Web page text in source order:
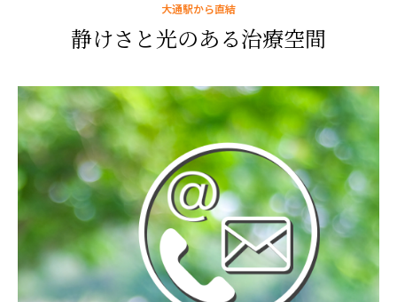
大通駅から直結
静けさと光のある治療空間